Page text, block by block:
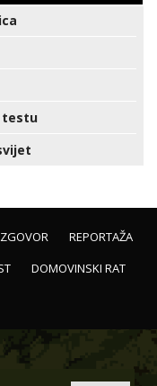
testu
REPORTAŽA
DOMOVINSKI RAT